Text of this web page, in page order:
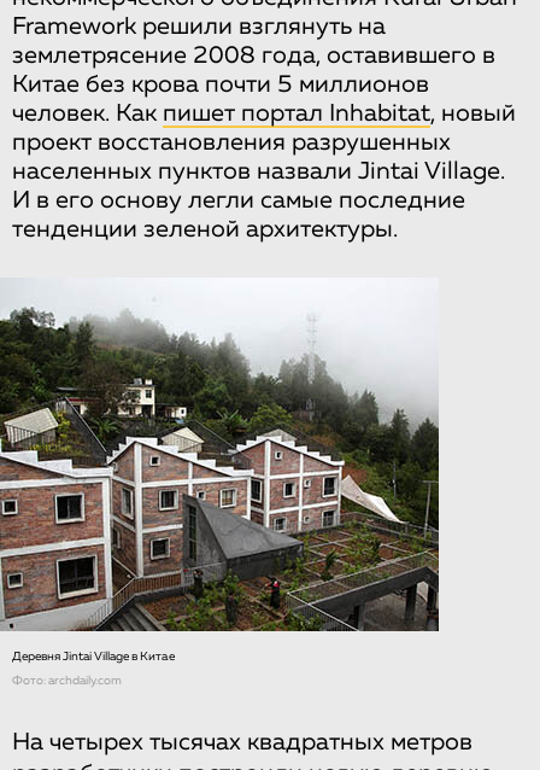
Framework решили взглянуть на
землетрясение 2008 года, оставившего в
Китае без крова почти 5 миллионов
человек. Как пишет портал Inhabitat, новый
проект восстановления разрушенных
населенных пунктов назвали Jintai Village.
И в его основу легли самые последние
тенденции зеленой архитектуры.
Деревня Jintai Village в Китае
Фото: archdaily.com
На четырех тысячах квадратных метров